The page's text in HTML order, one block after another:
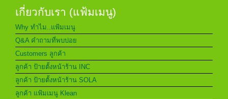
เกี่ยวกับเรา (แฟ้มเมนู)
Why ทำไม..แฟ้มเมนู
Q&A คำถามที่พบบ่อย
Customers ลูกค้า
ลูกค้า ป้ายตั้งหน้าร้าน INC
ลูกค้า ป้ายตั้งหน้าร้าน SOLA
ลูกค้า แฟ้มเมนู Klean